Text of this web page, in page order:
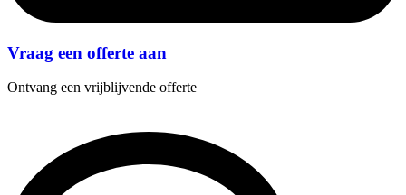
Vraag een offerte aan
Ontvang een vrijblijvende offerte